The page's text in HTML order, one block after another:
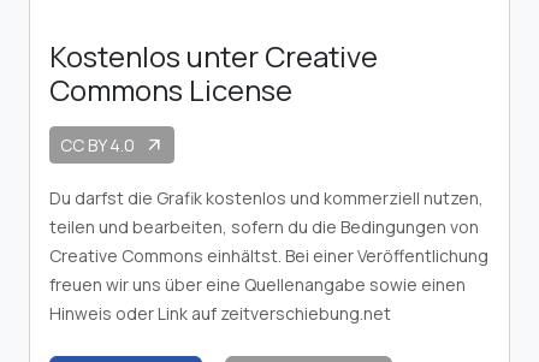
Kostenlos unter Creative
Commons License
CC BY 4.0 arrow_outward
Du darfst die Grafik kostenlos und kommerziell nutzen,
teilen und bearbeiten, sofern du die Bedingungen von
Creative Commons einhältst. Bei einer Veröffentlichung
freuen wir uns über eine Quellenangabe sowie einen
Hinweis oder Link auf zeitverschiebung.net